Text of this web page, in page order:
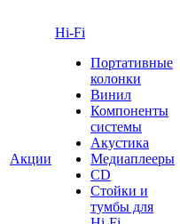
Акции
Hi-Fi
Портативные
колонки
Винил
Компоненты
системы
Акустика
Медиаплееры
CD
Стойки и
тумбы для